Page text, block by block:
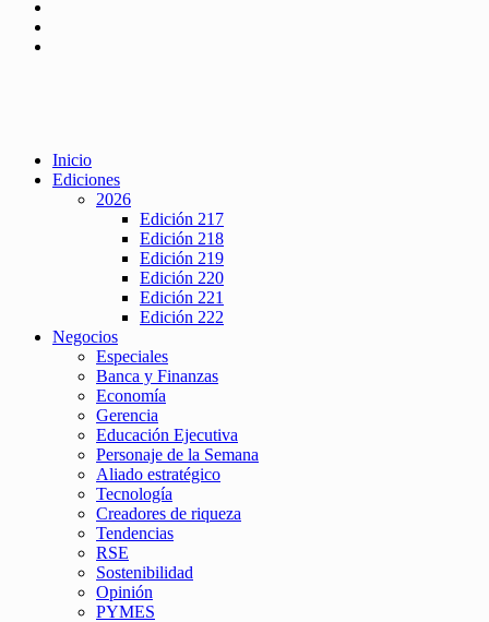
Inicio
Ediciones
2026
Edición 217
Edición 218
Edición 219
Edición 220
Edición 221
Edición 222
Negocios
Especiales
Banca y Finanzas
Economía
Gerencia
Educación Ejecutiva
Personaje de la Semana
Aliado estratégico
Tecnología
Creadores de riqueza
Tendencias
RSE
Sostenibilidad
Opinión
PYMES